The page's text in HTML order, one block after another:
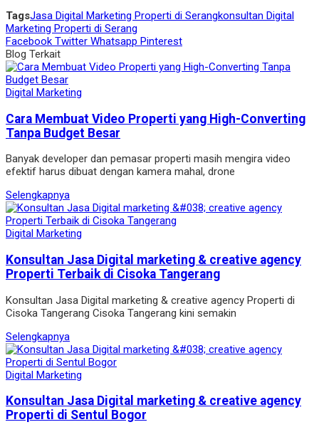
TagsJasa Digital Marketing Properti di Serangkonsultan Digital
Marketing Properti di Serang
Facebook Twitter Whatsapp Pinterest
Blog Terkait
Digital Marketing
Cara Membuat Video Properti yang High-Converting
Tanpa Budget Besar
Banyak developer dan pemasar properti masih mengira video
efektif harus dibuat dengan kamera mahal, drone
Selengkapnya
Digital Marketing
Konsultan Jasa Digital marketing & creative agency
Properti Terbaik di Cisoka Tangerang
Konsultan Jasa Digital marketing & creative agency Properti di
Cisoka Tangerang Cisoka Tangerang kini semakin
Selengkapnya
Digital Marketing
Konsultan Jasa Digital marketing & creative agency
Properti di Sentul Bogor